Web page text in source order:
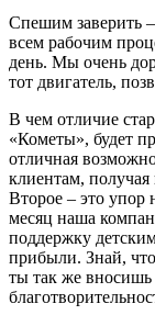
Спешим заверить
всем рабочим
день. Мы очень
тот двигатель,
В чем отличие
«Кометы», будет
отличная
клиентам,
Второе – это упор
месяц наша
поддержку
прибыли. Знай,
ты так же вносишь